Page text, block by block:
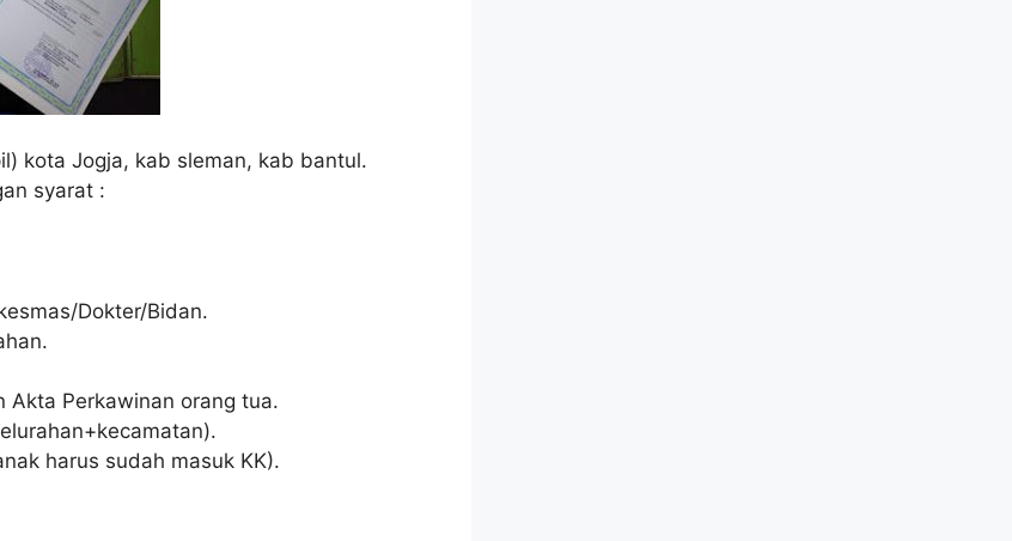
kota Jogja, kab sleman, kab bantul.
syarat :
Dokter/Bidan.
Akta Perkawinan orang tua.
harus sudah masuk KK).